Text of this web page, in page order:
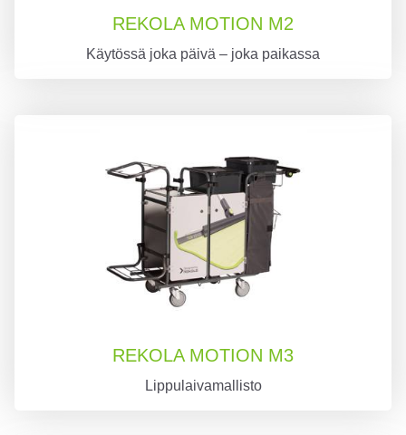
REKOLA MOTION M2
Käytössä joka päivä – joka paikassa
REKOLA MOTION M3
Lippulaivamallisto